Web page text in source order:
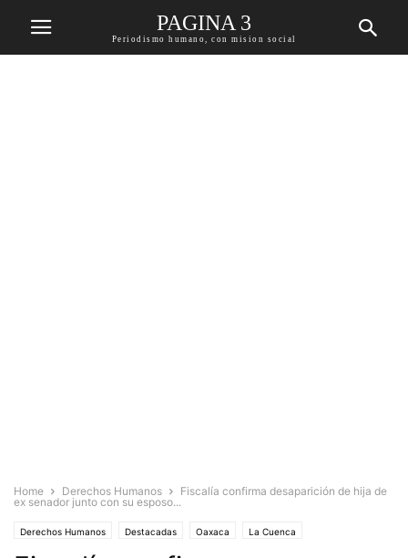
PAGINA 3
Periodismo humano, con mision social
Home Derechos Humanos
Fiscalía confirma desaparición de hija de
ex senador junto con su esposo...
Derechos Humanos Destacadas Oaxaca La Cuenca